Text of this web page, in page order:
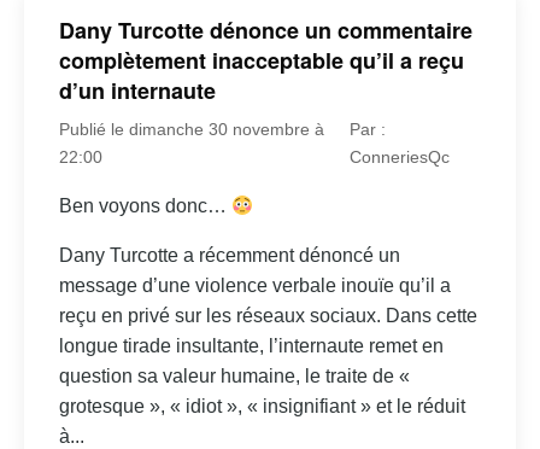
Dany Turcotte dénonce un commentaire
complètement inacceptable qu’il a reçu
d’un internaute
Publié le dimanche 30 novembre à
22:00
Par :
ConneriesQc
Ben voyons donc…
Dany Turcotte a récemment dénoncé un
message d’une violence verbale inouïe qu’il a
reçu en privé sur les réseaux sociaux. Dans cette
longue tirade insultante, l’internaute remet en
question sa valeur humaine, le traite de «
grotesque », « idiot », « insignifiant » et le réduit
à...